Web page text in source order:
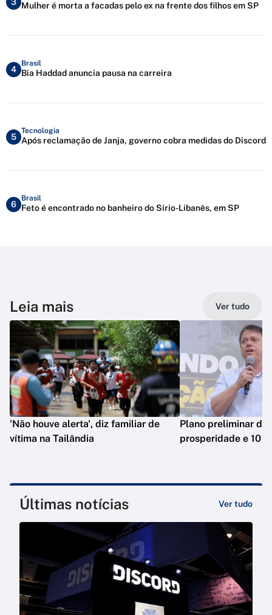
3 Mulher é morta a facadas pelo ex na frente dos filhos em SP
4
Brasil
Bia Haddad anuncia pausa na carreira
5
Tecnologia
Após reclamação de Janja, governo cobra medidas do Discord
6
Brasil
Feto é encontrado no banheiro do Sírio-Libanês, em SP
Leia mais Ver tudo
'Não houve alerta', diz familiar de
vítima na Tailândia
Plano preliminar de
prosperidade e 10
Últimas notícias Ver tudo